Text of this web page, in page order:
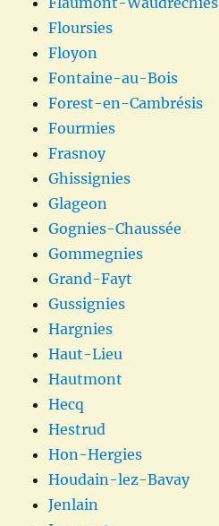
Floursies
Floyon
Fontaine-au-Bois
Forest-en-Cambrésis
Fourmies
Frasnoy
Ghissignies
Glageon
Gognies-Chaussée
Gommegnies
Grand-Fayt
Gussignies
Hargnies
Haut-Lieu
Hautmont
Hecq
Hestrud
Hon-Hergies
Houdain-lez-Bavay
Jenlain